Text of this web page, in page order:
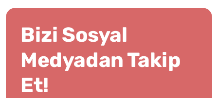
Bizi Sosyal
Medyadan Takip
Et!